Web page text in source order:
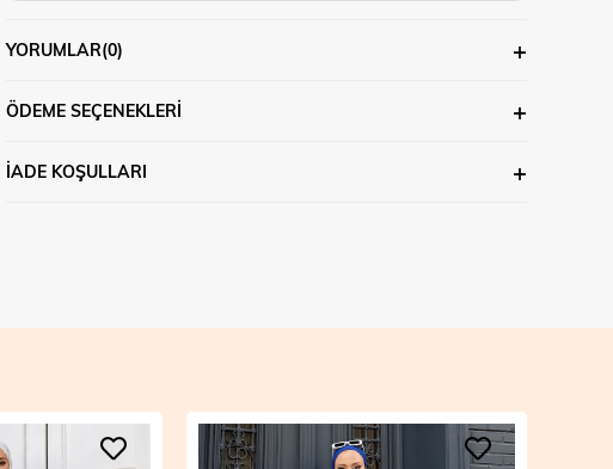
YORUMLAR(0)
ÖDEME SEÇENEKLERI
İADE KOŞULLARI